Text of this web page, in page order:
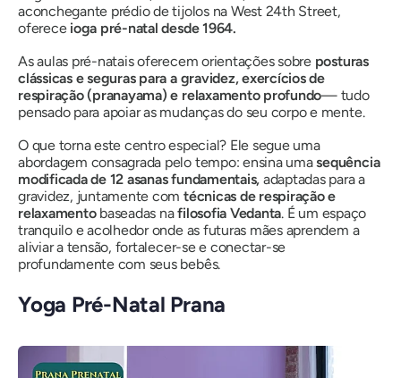
aconchegante prédio de tijolos na West 24th Street,
oferece ioga pré-natal desde 1964.
As aulas pré-natais oferecem orientações sobreposturas
clássicas e seguras para a gravidez, exercícios de
respiração (pranayama) e relaxamento profundo— tudo
pensado para apoiar as mudanças do seu corpo e mente.
O que torna este centro especial? Ele segue uma
abordagem consagrada pelo tempo: ensina umasequência
modificada de 12 asanas fundamentais, adaptadas para a
gravidez, juntamente com técnicas de respiração e
relaxamentobaseadas nafilosofia Vedanta. É um espaço
tranquilo e acolhedor onde as futuras mães aprendem a
aliviar a tensão, fortalecer-se e conectar-se
profundamente com seus bebês.
Yoga Pré-Natal Prana